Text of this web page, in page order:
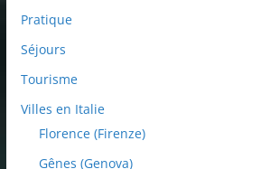
Pratique
Séjours
Tourisme
Villes en Italie
Florence (Firenze)
Gênes (Genova)